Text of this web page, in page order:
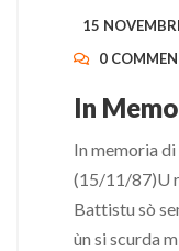
15
0
In
In memoria
(15/11/87)U
Battistu sò
ùn si scurda